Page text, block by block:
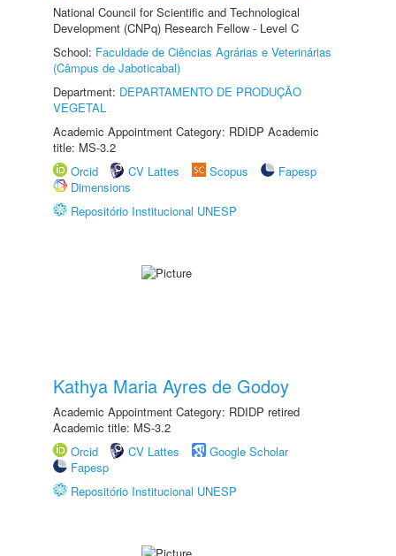
National Council for Scientific and Technological
Development (CNPq) Research Fellow - Level C
School: Faculdade de Ciências Agrárias e Veterinárias
(Câmpus de Jaboticabal)
Department: DEPARTAMENTO DE PRODUÇÃO
VEGETAL
Academic Appointment Category: RDIDP Academic
title: MS-3.2
Orcid
CV Lattes Scopus
Fapesp
Dimensions
Repositório Institucional UNESP
Kathya Maria Ayres de Godoy
Academic Appointment Category: RDIDP retired
Academic title: MS-3.2
Orcid
CV Lattes
Google Scholar
Fapesp
Repositório Institucional UNESP